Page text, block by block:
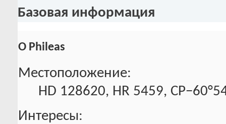
Базовая информация
О Phileas
Местоположение:
HD 128620, HR 5459,
Интересы: